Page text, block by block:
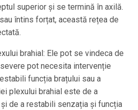
superior și se termină în axilă.
întins forțat, această rețea de
brahial: Ele pot se vindeca de
pot necesita intervenție
funcția brațului sau a
plexului brahial este de a
de a restabili senzația și funcția